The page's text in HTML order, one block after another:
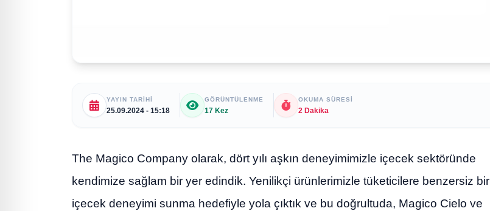
YAYIN TARIHI
25.09.2024 - 15:18
GÖRÜNTÜLENME
17 Kez
OKUMA SÜRESI
2 Dakika
The Magico Company olarak, dört yılı aşkın deneyimimizle içecek sektöründe
kendimize sağlam bir yer edindik. Yenilikçi ürünlerimizle tüketicilere benzersiz bir
içecek deneyimi sunma hedefiyle yola çıktık ve bu doğrultuda, Magico Cielo ve